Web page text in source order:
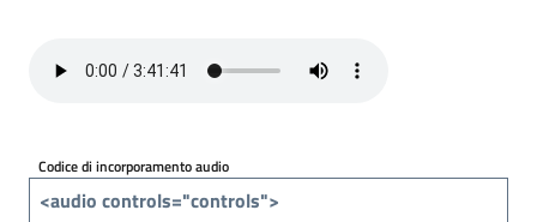
media
i
cittadini
Codice di incorporamento audio